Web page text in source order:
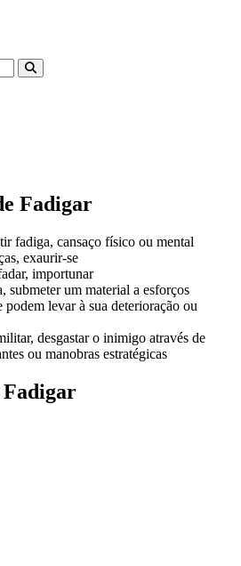
Fadigar
fadiga, cansaço físico ou mental
exaurir-se
importunar
submeter um material a esforços
podem levar à sua deterioração ou
desgastar o inimigo através de
ou manobras estratégicas
Fadigar